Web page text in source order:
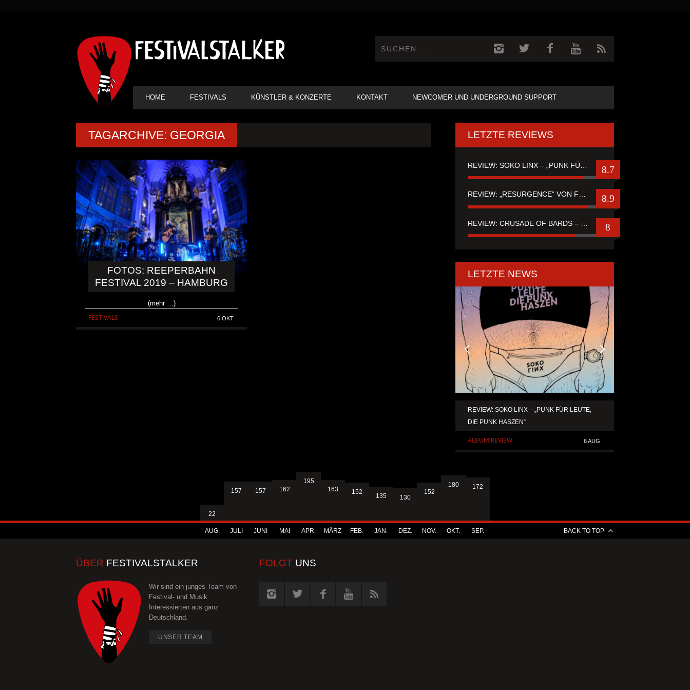
HAUPT-
NAVIGATION
HOME FESTIVALS KÜNSTLER & KONZERTE KONTAKT NEWCOMER UND UNDERGROUND SUPPORT
TAGARCHIVE: GEORGIA
FOTOS: REEPERBAHN
FESTIVAL 2019 – HAMBURG
(mehr …)
FESTIVALS 6 OKT.
LETZTE REVIEWS
8.7
REVIEW: „RESURGENCE“ VON FUTURE PALACE 8.9
8
LETZTE NEWS
REVIEW: SOKO LINX – „PUNK FÜR LEUTE,
DIE PUNK HASZEN“
ALBUM REVIEW 6 AUG.
22
AUG.
157
JULI
157
JUNI
162
MAI
195
APR.
163
MÄRZ
152
FEB.
135
JAN.
130
DEZ.
152
NOV.
180
OKT.
172
SEP. BACK TO TOP
ÜBER FESTIVALSTALKER
Wir sind ein junges Team von
Festival- und Musik
Interessierten aus ganz
Deutschland.
UNSER TEAM
FOLGT UNS